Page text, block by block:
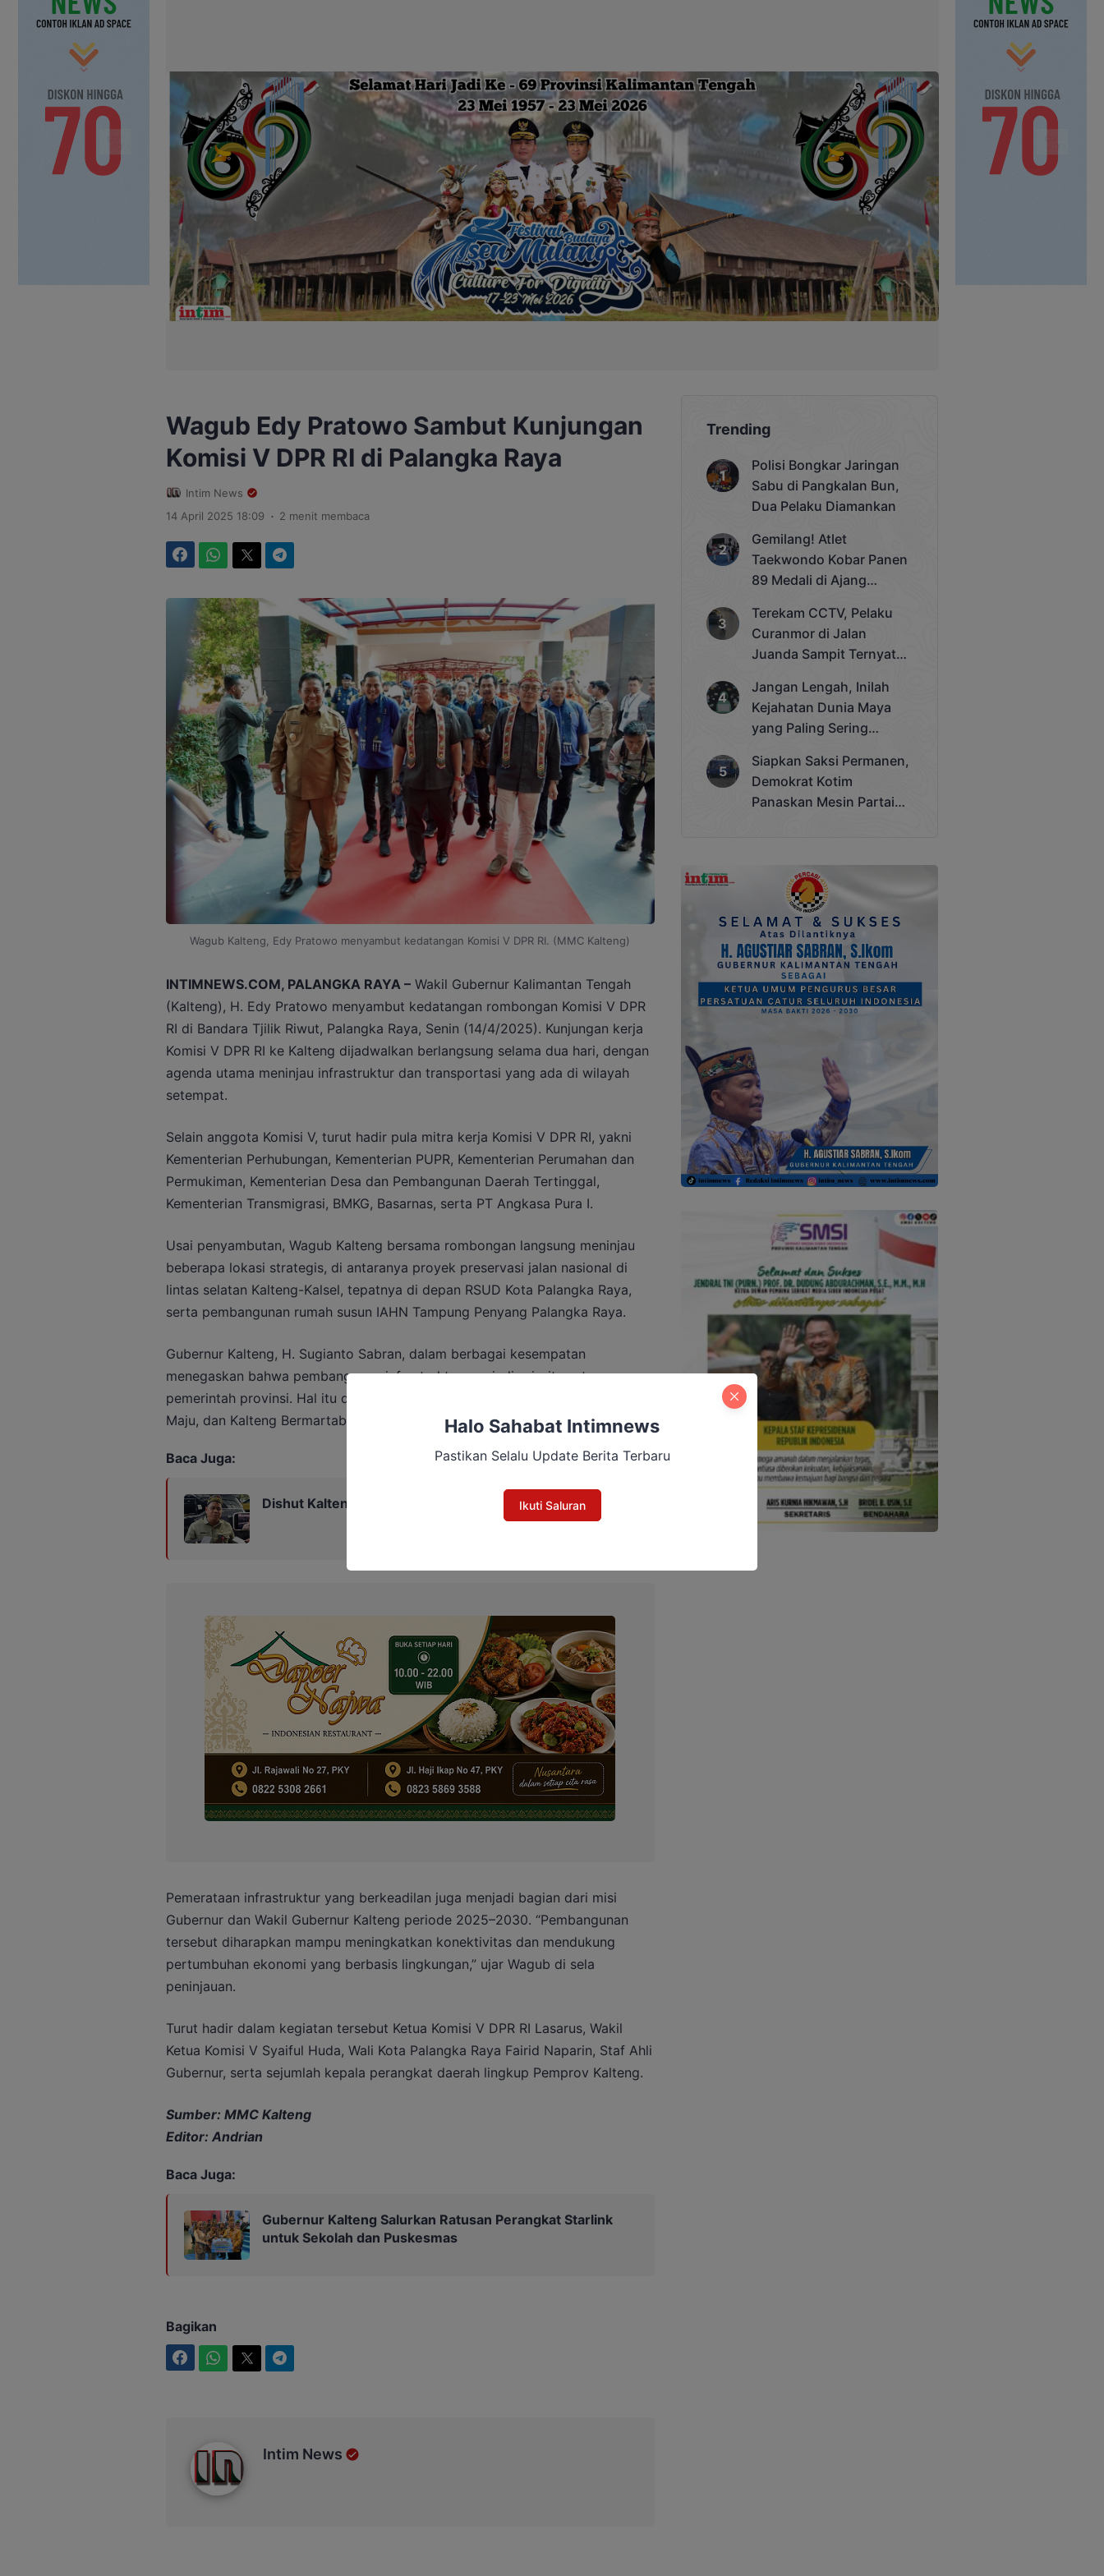
Wagub Edy Pratowo Sambut Kunjungan
Komisi V DPR RI di Palangka Raya
Intim News
14 April 2025 18:09 . 2 menit membaca
Wagub Kalteng, Edy Pratowo menyambut kedatangan Komisi V DPR RI. (MMC Kalteng)
INTIMNEWS.COM, PALANGKA RAYA –Wakil Gubernur Kalimantan Tengah
(Kalteng), H. Edy Pratowo menyambut kedatangan rombongan Komisi V DPR
RI di Bandara Tjilik Riwut, Palangka Raya, Senin (14/4/2025). Kunjungan kerja
Komisi V DPR RI ke Kalteng dijadwalkan berlangsung selama dua hari, dengan
agenda utama meninjau infrastruktur dan transportasi yang ada di wilayah
setempat.
Selain anggota Komisi V, turut hadir pula mitra kerja Komisi V DPR RI, yakni
Kementerian Perhubungan, Kementerian PUPR, Kementerian Perumahan dan
Permukiman, Kementerian Desa dan Pembangunan Daerah Tertinggal,
Kementerian Transmigrasi, BMKG, Basarnas, serta PT Angkasa Pura I.
Usai penyambutan, Wagub Kalteng bersama rombongan langsung meninjau
beberapa lokasi strategis, di antaranya proyek preservasi jalan nasional di
lintas selatan Kalteng-Kalsel, tepatnya di depan RSUD Kota Palangka Raya,
serta pembangunan rumah susun IAHN Tampung Penyang Palangka Raya.
Gubernur Kalteng, H. Sugianto Sabran, dalam berbagai kesempatan
menegaskan bahwa pembangunan infrastruktur menjadi prioritas utama
pemerintah provinsi. Hal itu demi mewujudkan visi Kalteng Berkah, Kalteng
Maju, dan Kalteng Bermartabat.
Baca Juga:
Dishut Kalteng Dorong Kolaborasi Total Hadapi Karhutla
Pemerataan infrastruktur yang berkeadilan juga menjadi bagian dari misi
Gubernur dan Wakil Gubernur Kalteng periode 2025–2030. “Pembangunan
tersebut diharapkan mampu meningkatkan konektivitas dan mendukung
pertumbuhan ekonomi yang berbasis lingkungan,” ujar Wagub di sela
peninjauan.
Turut hadir dalam kegiatan tersebut Ketua Komisi V DPR RI Lasarus, Wakil
Ketua Komisi V Syaiful Huda, Wali Kota Palangka Raya Fairid Naparin, Staf Ahli
Gubernur, serta sejumlah kepala perangkat daerah lingkup Pemprov Kalteng.
Sumber: MMC Kalteng
Editor: Andrian
Baca Juga:
Gubernur Kalteng Salurkan Ratusan Perangkat Starlink
untuk Sekolah dan Puskesmas
Bagikan
Intim News
Trending
Polisi Bongkar Jaringan
Sabu di Pangkalan Bun,
Dua Pelaku Diamankan
Gemilang! Atlet
Taekwondo Kobar Panen
89 Medali di Ajang
Cup 2025
Terekam CCTV, Pelaku
Curanmor di Jalan
Juanda Sampit Ternyata
Jangan Lengah, Inilah
Kejahatan Dunia Maya
yang Paling Sering
Siapkan Saksi Permanen,
Demokrat Kotim
Panaskan Mesin Partai
Halo Sahabat Intimnews
Pastikan Selalu Update Berita Terbaru
Ikuti Saluran